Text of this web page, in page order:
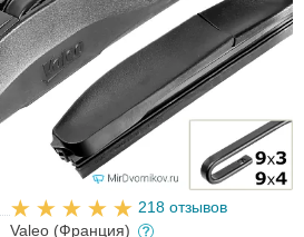
218 отзывов
Valeo (Франция)